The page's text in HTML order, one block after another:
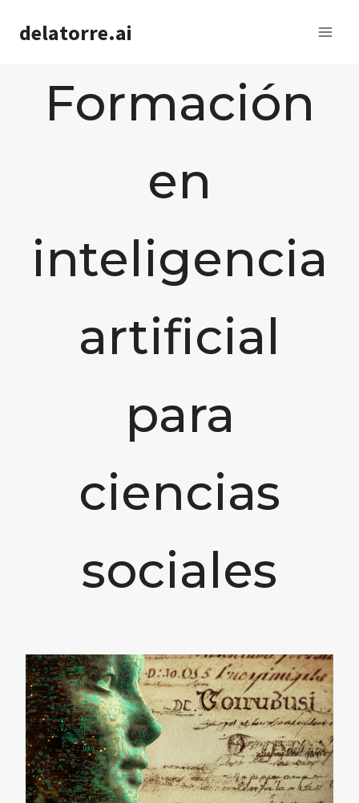
delatorre.ai
Formación
en
inteligencia
artificial
para
ciencias
sociales